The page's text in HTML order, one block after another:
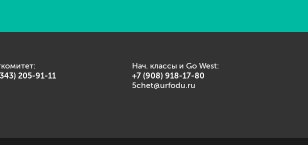
Нач. классы и Go West:
205-91-11 +7 (908) 918-17-80
5chet@urfodu.ru